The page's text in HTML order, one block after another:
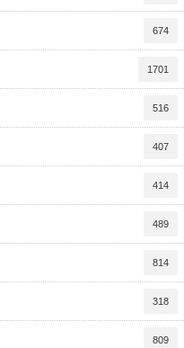
674
1701
516
407
414
489
814
318
809